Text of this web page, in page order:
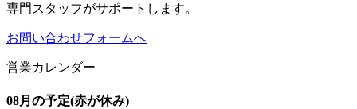
専門スタッフがサポートします。
お問い合わせフォームへ
営業カレンダー
08月の予定(赤が休み)